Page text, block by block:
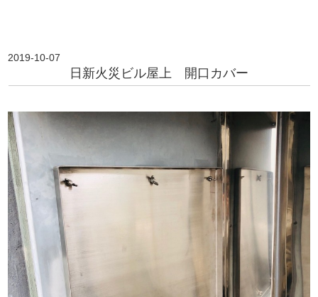
2019-10-07
日新火災ビル屋上 開口カバー